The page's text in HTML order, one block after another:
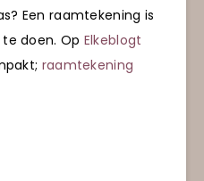
Een raamtekening is
doen. Op Elkeblogt
raamtekening